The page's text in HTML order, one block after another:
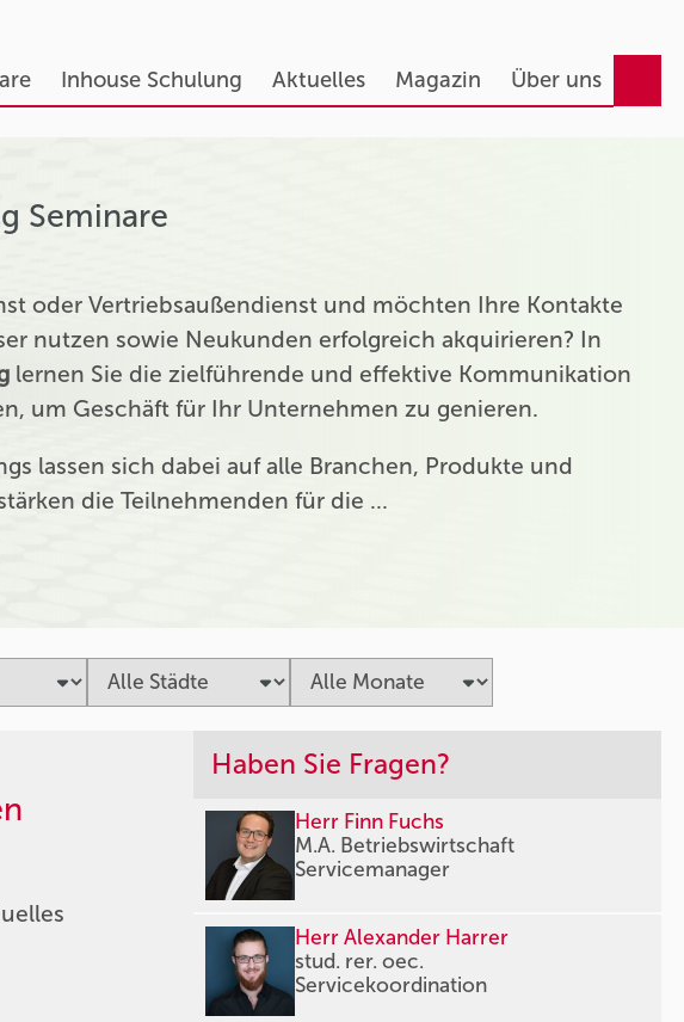
Inhouse Schulung Aktuelles Magazin Über uns
Seminare
oder Vertriebsaußendienst und möchten Ihre Kontakte
nutzen sowie Neukunden erfolgreich akquirieren? In
lernen Sie die zielführende und effektive Kommunikation
um Geschäft für Ihr Unternehmen zu genieren.
lassen sich dabei auf alle Branchen, Produkte und
die Teilnehmenden für die …
Haben Sie Fragen?
Herr Finn Fuchs
M.A. Betriebswirtschaft
Servicemanager
Herr Alexander Harrer
stud. rer. oec.
Servicekoordination